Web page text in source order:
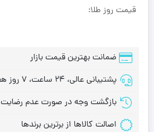
قیمت روز طلا:
ضمانت بهترین قیمت بازار
پشتیبانی عالی، 24 ساعت، 7 روز هفته
بازگشت وجه در صورت عدم رضایت
اصالت کالاها از برترین برندها